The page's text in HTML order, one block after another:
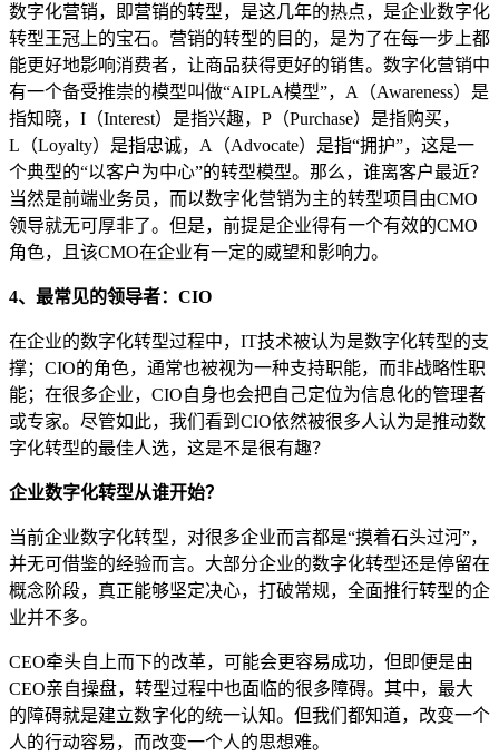
数字化营销，即营销的转型，是这几年的热点，是企业数字化
转型王冠上的宝石。营销的转型的目的，是为了在每一步上都
能更好地影响消费者，让商品获得更好的销售。数字化营销中
有一个备受推崇的模型叫做“AIPLA模型”，A（Awareness）是
指知晓，I（Interest）是指兴趣，P（Purchase）是指购买，
L（Loyalty）是指忠诚，A（Advocate）是指“拥护”，这是一
个典型的“以客户为中心”的转型模型。那么，谁离客户最近？
当然是前端业务员，而以数字化营销为主的转型项目由CMO
领导就无可厚非了。但是，前提是企业得有一个有效的CMO
角色，且该CMO在企业有一定的威望和影响力。
4、最常见的领导者：CIO
在企业的数字化转型过程中，IT技术被认为是数字化转型的支
撑；CIO的角色，通常也被视为一种支持职能，而非战略性职
能；在很多企业，CIO自身也会把自己定位为信息化的管理者
或专家。尽管如此，我们看到CIO依然被很多人认为是推动数
字化转型的最佳人选，这是不是很有趣？
企业数字化转型从谁开始？
当前企业数字化转型，对很多企业而言都是“摸着石头过河”，
并无可借鉴的经验而言。大部分企业的数字化转型还是停留在
概念阶段，真正能够坚定决心，打破常规，全面推行转型的企
业并不多。
CEO牵头自上而下的改革，可能会更容易成功，但即便是由
CEO亲自操盘，转型过程中也面临的很多障碍。其中，最大
的障碍就是建立数字化的统一认知。但我们都知道，改变一个
人的行动容易，而改变一个人的思想难。